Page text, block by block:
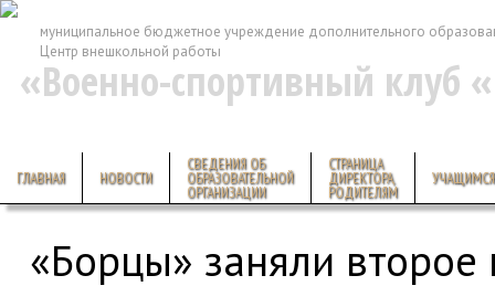
муниципальное бюджетное учреждение дополнительного
Центр внешкольной работы
«Военно-спортивный клуб
ГЛАВНАЯ НОВОСТИ
СВЕДЕНИЯ ОБ
ОБРАЗОВАТЕЛЬНОЙ
ОРГАНИЗАЦИИ
СТРАНИЦА
ДИРЕКТОРА,
РОДИТЕЛЯМ
УЧАЩИМСЯ
«Борцы» заняли